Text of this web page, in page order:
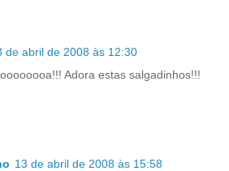
de abril de 2008 às 12:30
Adora estas salgadinhos!!!
13 de abril de 2008 às 15:58